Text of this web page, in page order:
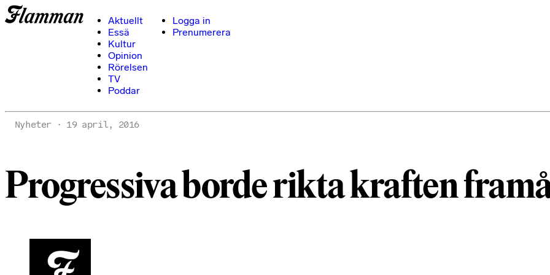
Aktuellt
Essä
Kultur
Opinion
Rörelsen
TV
Poddar
Logga in
Prenumerera
Nyheter 19 april, 2016
Progressiva borde rikta kraften